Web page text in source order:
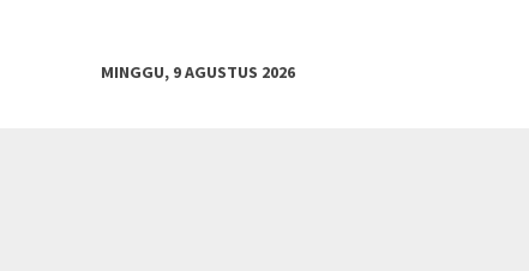
MINGGU, 9 AGUSTUS 2026